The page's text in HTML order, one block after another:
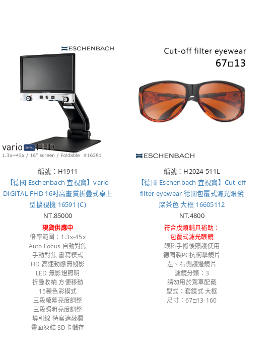
編號：H1911
【德國 Eschenbach 宜視寶】vario
DIGITAL FHD 16吋高畫質折疊式桌上
型擴視機 16591 (C)
NT.85000
現貨供應中
倍率範圍：1.3x-45x
Auto Focus 自動對焦
手動對焦 書寫模式
HD 高速動態無殘影
LED 無影燈照明
折疊收納 方便移動
15種色彩模式
三段螢幕亮度調整
三段照明亮度調整
導引線 特寫遮蔽欄
畫面凍結 SD卡儲存
編號：H2024-511L
【德國 Eschenbach 宜視寶】Cut-off
filter eyewear 德國包覆式濾光眼鏡
深茶色 大框 16605112
NT.4800
符合戊類輔具補助：
包覆式濾光眼鏡
眼科手術後照護使用
德國製PC抗衝擊鏡片
左、右側護邊鏡片
濾鏡分類：3
請勿用於駕車配戴
型式：套鏡式 大框
尺寸：67□13-160